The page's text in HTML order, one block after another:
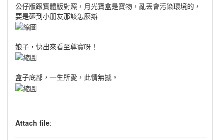
公仔版跟實體版對照，月光寶盒是寶物，亂丟會污染環境的，
要是砸到小朋友那該怎麼辦
娘子，快出來看至尊寶呀！
盒子底部，一生所愛，此情無撼。
Attach file: